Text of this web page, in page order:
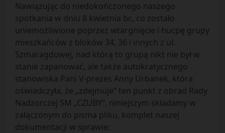
Nawiązując do niedokończonego naszego
spotkania w dniu 8 kwietnia br., co zostało
uniemożliwione poprzez wtargnięcie i hucpę grupy
mieszkańców z bloków 34, 36 i innych z ul.
Szmaragdowej, nad którą to grupą nikt nie był w
stanie zapanować, ale także autokratycznego
stanowiska Pani V-prezes Anny Urbanek, która
oświadczyła, że „zdejmuje” ten punkt z obrad Rady
Nadzorczej SM „CZUBY”, niniejszym składamy w
załączonym do pisma pliku, komplet naszej
dokumentacji w sprawie: